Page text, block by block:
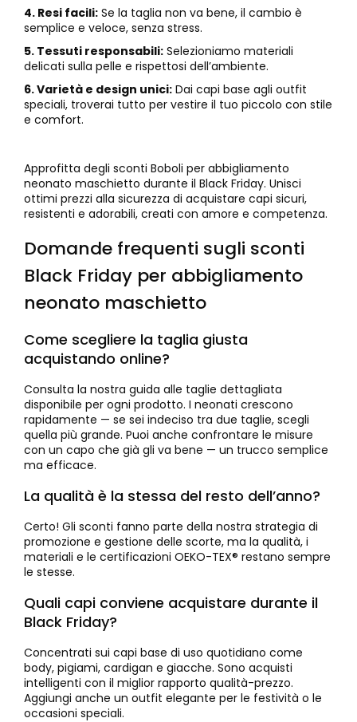
4. Resi facili: Se la taglia non va bene, il cambio è
semplice e veloce, senza stress.
5. Tessuti responsabili: Selezioniamo materiali
delicati sulla pelle e rispettosi dell’ambiente.
6. Varietà e design unici: Dai capi base agli outfit
speciali, troverai tutto per vestire il tuo piccolo con stile
e comfort.
Approfitta degli sconti Boboli per abbigliamento
neonato maschietto durante il Black Friday. Unisci
ottimi prezzi alla sicurezza di acquistare capi sicuri,
resistenti e adorabili, creati con amore e competenza.
Domande frequenti sugli sconti
Black Friday per abbigliamento
neonato maschietto
Come scegliere la taglia giusta
acquistando online?
Consulta la nostra guida alle taglie dettagliata
disponibile per ogni prodotto. I neonati crescono
rapidamente — se sei indeciso tra due taglie, scegli
quella più grande. Puoi anche confrontare le misure
con un capo che già gli va bene — un trucco semplice
ma efficace.
La qualità è la stessa del resto dell’anno?
Certo! Gli sconti fanno parte della nostra strategia di
promozione e gestione delle scorte, ma la qualità, i
materiali e le certificazioni OEKO-TEX® restano sempre
le stesse.
Quali capi conviene acquistare durante il
Black Friday?
Concentrati sui capi base di uso quotidiano come
body, pigiami, cardigan e giacche. Sono acquisti
intelligenti con il miglior rapporto qualità-prezzo.
Aggiungi anche un outfit elegante per le festività o le
occasioni speciali.